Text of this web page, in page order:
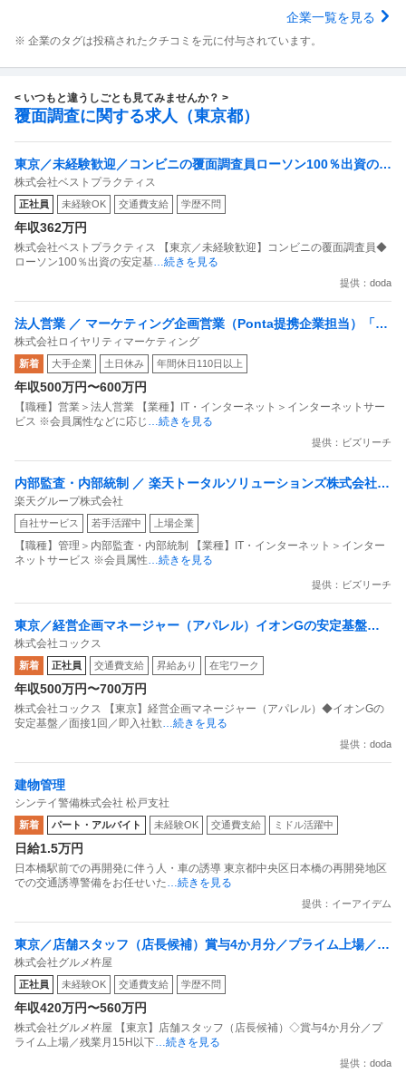
企業一覧を見る
※ 企業のタグは投稿されたクチコミを元に付与されています。
< いつもと違うしごとも見てみませんか？ >
覆面調査に関する求人（東京都）
東京／未経験歓迎／コンビニの覆面調査員ローソン100％出資の安
定基盤／月５日在宅／残業月10時間
株式会社ベストプラクティス
正社員 未経験OK 交通費支給 学歴不問
年収362万円
株式会社ベストプラクティス 【東京／未経験歓迎】コンビニの覆面調査員◆
ローソン100％出資の安定基 …続きを見る
提供：doda
法人営業 ／ マーケティング企画営業（Ponta提携企業担当）「国
内最大級の共通ポイントサービスを展開／無駄のない消費社会を
目指すデータマーケティングカンパニー」
株式会社ロイヤリティマーケティング
新着 大手企業 土日休み 年間休日110日以上
年収500万円〜600万円
【職種】営業＞法人営業 【業種】IT・インターネット＞インターネットサー
ビス ※会員属性などに応じ
…続きを見る
提供：ビズリーチ
内部監査・内部統制 ／ 楽天トータルソリューションズ株式会社
戦略事業コンプライアンス支援部 業務統制支援課：ショップコン
プライアンス推進担当（SBCSD）
楽天グループ株式会社
自社サービス 若手活躍中 上場企業
【職種】管理＞内部監査・内部統制 【業種】IT・インターネット＞インター
ネットサービス ※会員属性 …続きを見る
提供：ビズリーチ
東京／経営企画マネージャー（アパレル）イオンGの安定基盤／
面接1回／即入社歓迎
株式会社コックス
新着 正社員 交通費支給 昇給あり 在宅ワーク
年収500万円〜700万円
株式会社コックス 【東京】経営企画マネージャー（アパレル）◆イオンGの
安定基盤／面接1回／即入社歓 …続きを見る
提供：doda
建物管理
シンテイ警備株式会社 松戸支社
新着 パート・アルバイト 未経験OK 交通費支給 ミドル活躍中
日給1.5万円
日本橋駅前での再開発に伴う人・車の誘導 東京都中央区日本橋の再開発地区
での交通誘導警備をお任せいた …続きを見る
提供：イーアイデム
東京／店舗スタッフ（店長候補）賞与4か月分／プライム上場／残
業月15H以下／新店オープン多数
株式会社グルメ杵屋
正社員 未経験OK 交通費支給 学歴不問
年収420万円〜560万円
株式会社グルメ杵屋 【東京】店舗スタッフ（店長候補）◇賞与4か月分／プ
ライム上場／残業月15H以下 …続きを見る
提供：doda